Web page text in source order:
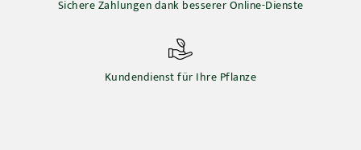
Sichere Zahlungen dank besserer Online-Dienste
Kundendienst für Ihre Pflanze